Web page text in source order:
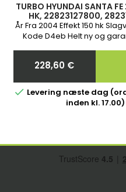
TURBO HYUNDAI SANTA
HK, 22823127800,
49135-07100 49135-
07301 49135-
År Fra 2004 Effekt 150 hk
Kode D4eb Helt ny og
Pris
228,60 €
 Levering næste dag
inden kl. 17.00)